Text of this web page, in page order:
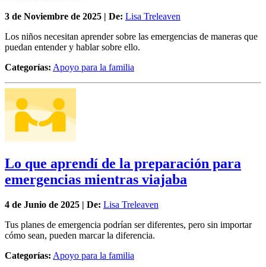
3 de Noviembre de 2025 | De: Lisa Treleaven
Los niños necesitan aprender sobre las emergencias de maneras que
puedan entender y hablar sobre ello.
Categorías: Apoyo para la familia
Lo que aprendí de la preparación para
emergencias mientras viajaba
4 de Junio de 2025 | De: Lisa Treleaven
Tus planes de emergencia podrían ser diferentes, pero sin importar
cómo sean, pueden marcar la diferencia.
Categorías: Apoyo para la familia